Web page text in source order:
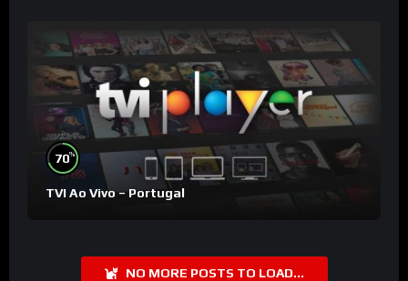
70%
TVI Ao Vivo – Portugal
NO MORE POSTS TO LOAD...